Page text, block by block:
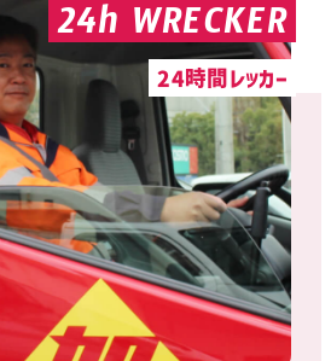
24h WRECKER
24時間レッカー